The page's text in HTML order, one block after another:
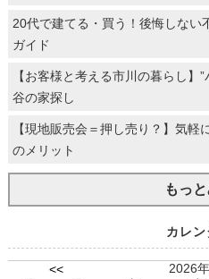
20代で建てる・買う！後悔しない
ガイド
【お客様と考える市川の暮らし】
谷の家探し
【現地販売会＝押し売り？】気
のメリット
もっ
カレン
<<
2026